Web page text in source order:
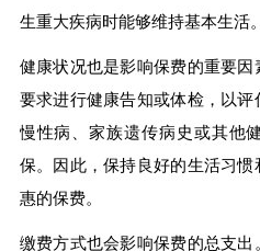
生重大疾病时能够维持基本生活。
健康状况也是影响保费的重要
要求进行健康告知或体检，以
慢性病、家族遗传病史或其他
保。因此，保持良好的生活习
惠的保费。
缴费方式也会影响保费的总支